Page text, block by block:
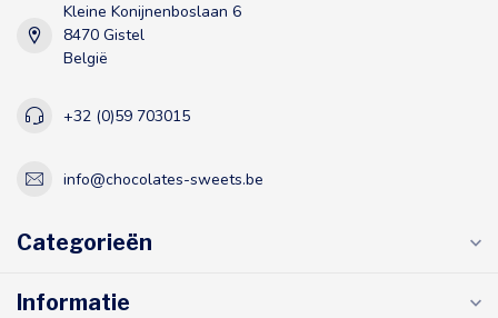
Kleine Konijnenboslaan 6
8470 Gistel
België
+32 (0)59 703015
info@chocolates-sweets.be
Categorieën
Informatie